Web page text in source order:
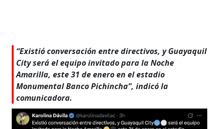
“Existió conversación entre directivos, y Guayaquil
City será el equipo invitado para la Noche
Amarilla, este 31 de enero en el estadio
Monumental Banco Pichincha”, indicó la
comunicadora.